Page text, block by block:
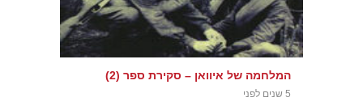
המלחמה של איוואן – סקירת ספר (2)
5 שנים לפני